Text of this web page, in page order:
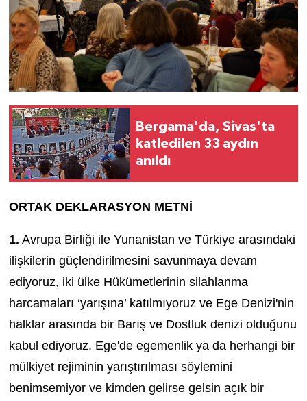
Bergama'da, Sivas'ta
katledilen 33 aydın
anıldı
ORTAK DEKLARASYON METNİ
1. Avrupa Birliği ile Yunanistan ve Türkiye arasındaki
ilişkilerin güçlendirilmesini savunmaya devam
ediyoruz, iki ülke Hükümetlerinin silahlanma
harcamaları ‘yarışına’ katılmıyoruz ve Ege Denizi'nin
halklar arasında bir Barış ve Dostluk denizi olduğunu
kabul ediyoruz. Ege'de egemenlik ya da herhangi bir
mülkiyet rejiminin yarıştırılması söylemini
benimsemiyor ve kimden gelirse gelsin açık bir